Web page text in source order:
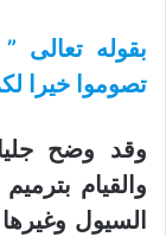
بقوله تعالى
تصوموا خيرا
وقد وضح
والقيام
السيول